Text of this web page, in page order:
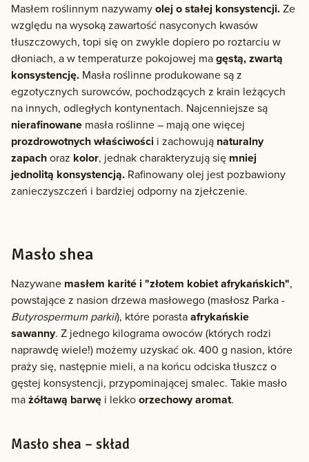
Masłem roślinnym nazywamyolej o stałej konsystencji.Ze
względu na wysoką zawartość nasyconych kwasów
tłuszczowych, topi się on zwykle dopiero po roztarciu w
dłoniach, a w temperaturze pokojowej magęstą, zwartą
konsystencję. Masła roślinne produkowane są z
egzotycznych surowców, pochodzących z krain leżących
na innych, odległych kontynentach. Najcenniejsze są
nierafinowane masła roślinne – mają one więcej
prozdrowotnych właściwości i zachowują naturalny
zapachoraz kolor, jednak charakteryzują się mniej
jednolitą konsystencją. Rafinowany olej jest pozbawiony
zanieczyszczeń i bardziej odporny na zjełczenie.
Masło shea
Nazywane masłem karité i "złotem kobiet afrykańskich",
powstające z nasion drzewa masłowego (masłosz Parka -
Butyrospermum parkii), które porastaafrykańskie
sawanny. Z jednego kilograma owoców (których rodzi
naprawdę wiele!) możemy uzyskać ok. 400 g nasion, które
praży się, następnie mieli, a na końcu odciska tłuszcz o
gęstej konsystencji, przypominającej smalec. Takie masło
mażółtawą barwę i lekkoorzechowy aromat.
Masło shea – skład